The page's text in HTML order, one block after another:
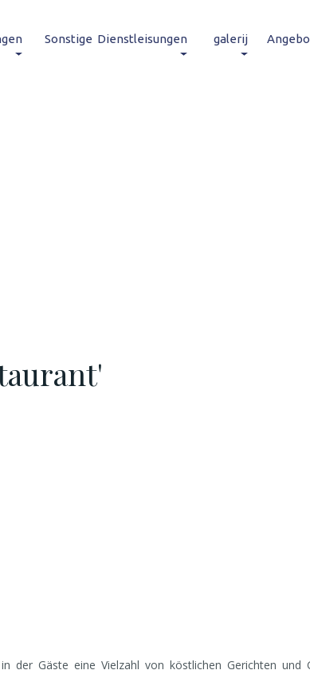
Sonstige Dienstleisungen galerij
Gäste eine Vielzahl von köstlichen Gerichten und